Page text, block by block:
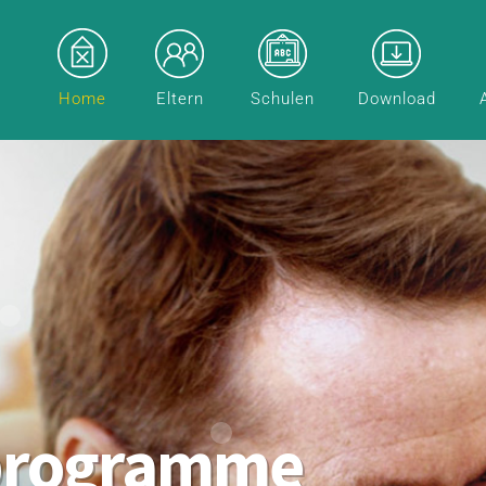
Home Eltern Schulen Download